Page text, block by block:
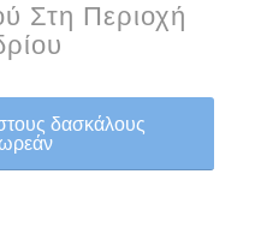
Στη Περιοχή
δασκάλους